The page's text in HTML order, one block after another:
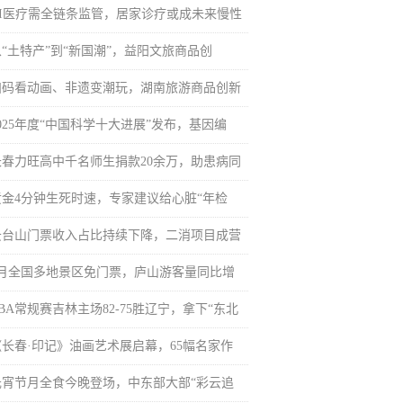
疗需全链条监管，居家诊疗或成未来慢性
土特产”到“新国潮”，益阳文旅商品创
看动画、非遗变潮玩，湖南旅游商品创新
年度“中国科学十大进展”发布，基因编
力旺高中千名师生捐款20余万，助患病同
4分钟生死时速，专家建议给心脏“年检
山门票收入占比持续下降，二消项目成营
全国多地景区免门票，庐山游客量同比增
常规赛吉林主场82-75胜辽宁，拿下“东北
春·印记》油画艺术展启幕，65幅名家作
节月全食今晚登场，中东部大部“彩云追